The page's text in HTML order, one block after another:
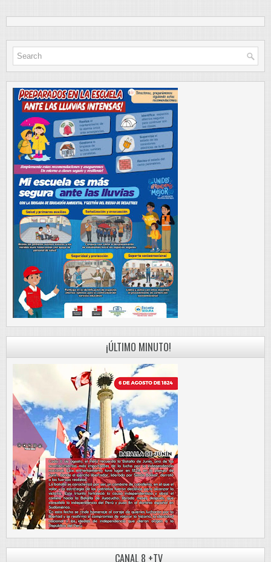
¡ÚLTIMO MINUTO!
CANAL 8 +TV